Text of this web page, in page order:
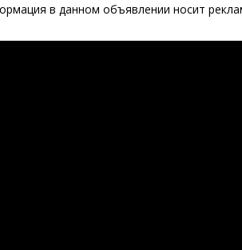
в данном объявлении носит